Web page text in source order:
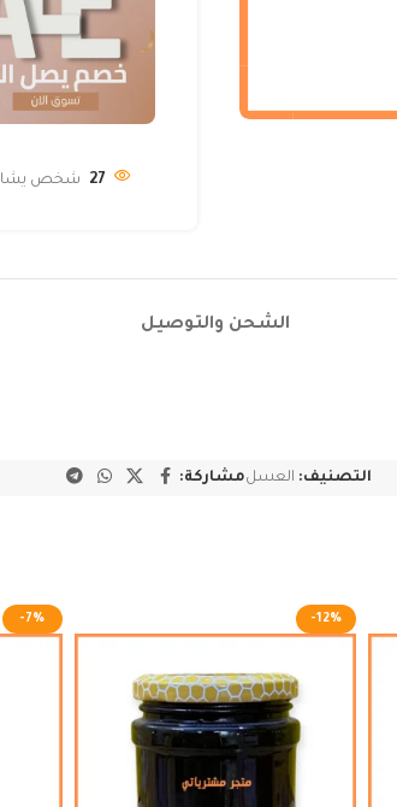
27 شخص يشاهد
الشحن والتوصيل
التصنيف: العسلمشاركة:
-12%
-7%